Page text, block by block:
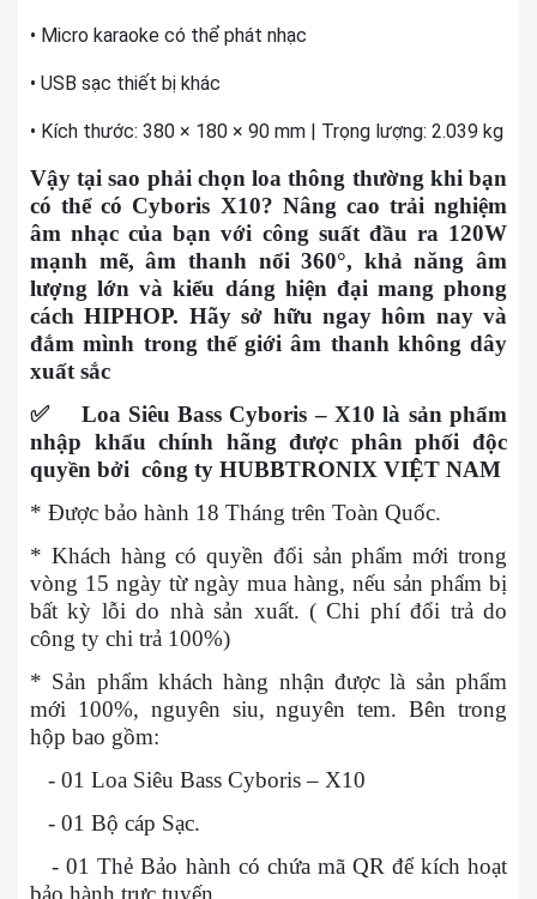
• Micro karaoke có thể phát nhạc
• USB sạc thiết bị khác
• Kích thước: 380 × 180 × 90 mm | Trọng lượng: 2.039 kg
Vậy tại sao phải chọn loa thông thường khi bạn
có thể có Cyboris X10? Nâng cao trải nghiệm
âm nhạc của bạn với công suất đầu ra 120W
mạnh mẽ, âm thanh nổi 360°, khả năng âm
lượng lớn và kiểu dáng hiện đại mang phong
cách HIPHOP. Hãy sở hữu ngay hôm nay và
đắm mình trong thế giới âm thanh không dây
xuất sắc
✅ Loa Siêu Bass Cyboris – X10 là sản phẩm
nhập khẩu chính hãng được phân phối độc
quyền bởi công ty HUBBTRONIX VIỆT NAM
* Được bảo hành 18 Tháng trên Toàn Quốc.
* Khách hàng có quyền đổi sản phẩm mới trong
vòng 15 ngày từ ngày mua hàng, nếu sản phẩm bị
bất kỳ lỗi do nhà sản xuất. ( Chi phí đổi trả do
công ty chi trả 100%)
* Sản phẩm khách hàng nhận được là sản phẩm
mới 100%, nguyên siu, nguyên tem. Bên trong
hộp bao gồm:
- 01 Loa Siêu Bass Cyboris – X10
- 01 Bộ cáp Sạc.
- 01 Thẻ Bảo hành có chứa mã QR để kích hoạt
bảo hành trực tuyến.